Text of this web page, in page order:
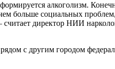
алкоголизм.
больше социальных
считает директор НИИ
с другим городом